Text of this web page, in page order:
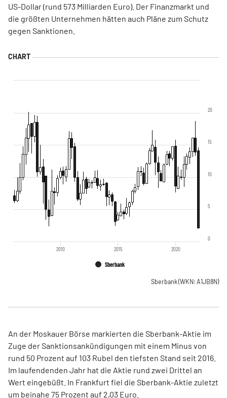
US-Dollar (rund 573 Milliarden Euro). Der Finanzmarkt und
die größten Unternehmen hätten auch Pläne zum Schutz
gegen Sanktionen.
Sberbank
2010 2015 2020
0
5
10
15
20
Sberbank(WKN: A1JB8N)
An der Moskauer Börse markierten die Sberbank-Aktie im
Zuge der Sanktionsankündigungen mit einem Minus von
rund 50 Prozent auf 103 Rubel den tiefsten Stand seit 2016.
Im laufendenden Jahr hat die Aktie rund zwei Drittel an
Wert eingebüßt. In Frankfurt fiel die Sberbank-Aktie zuletzt
um beinahe 75 Prozent auf 2,03 Euro.